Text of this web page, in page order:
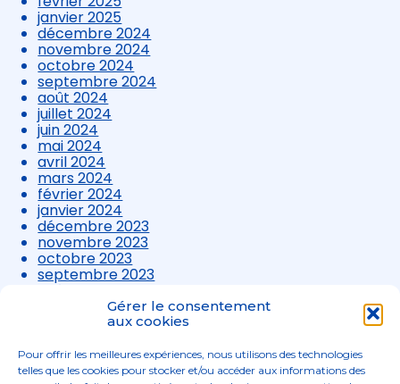
Gérer le consentement
aux cookies
Pour offrir les meilleures expériences, nous utilisons des technologies
telles que les cookies pour stocker et/ou accéder aux informations des
janvier 2025
décembre 2024
novembre 2024
octobre 2024
septembre 2024
août 2024
juillet 2024
juin 2024
mai 2024
avril 2024
mars 2024
février 2024
janvier 2024
décembre 2023
novembre 2023
octobre 2023
septembre 2023
août 2023
juillet 2023
avril 2023
mars 2023